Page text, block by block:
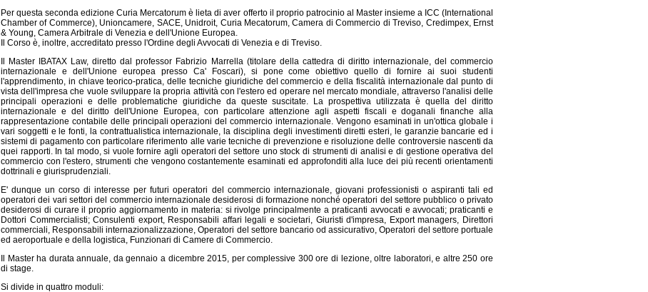
Per questa seconda edizione Curia Mercatorum è lieta di aver offerto il proprio patrocinio al Master insieme a ICC (International
Chamber of Commerce), Unioncamere, SACE, Unidroit, Curia Mecatorum, Camera di Commercio di Treviso, Credimpex, Ernst
& Young, Camera Arbitrale di Venezia e dell'Unione Europea.
Il Corso è, inoltre, accreditato presso l'Ordine degli Avvocati di Venezia e di Treviso.
Il Master IBATAX Law, diretto dal professor Fabrizio Marrella (titolare della cattedra di diritto internazionale, del commercio
internazionale e dell'Unione europea presso Ca' Foscari), si pone come obiettivo quello di fornire ai suoi studenti
l'apprendimento, in chiave teorico-pratica, delle tecniche giuridiche del commercio e della fiscalità internazionale dal punto di
vista dell'impresa che vuole sviluppare la propria attività con l'estero ed operare nel mercato mondiale, attraverso l'analisi delle
principali operazioni e delle problematiche giuridiche da queste suscitate. La prospettiva utilizzata è quella del diritto
internazionale e del diritto dell'Unione Europea, con particolare attenzione agli aspetti fiscali e doganali finanche alla
rappresentazione contabile delle principali operazioni del commercio internazionale. Vengono esaminati in un'ottica globale i
vari soggetti e le fonti, la contrattualistica internazionale, la disciplina degli investimenti diretti esteri, le garanzie bancarie ed i
sistemi di pagamento con particolare riferimento alle varie tecniche di prevenzione e risoluzione delle controversie nascenti da
quei rapporti. In tal modo, si vuole fornire agli operatori del settore uno stock di strumenti di analisi e di gestione operativa del
commercio con l'estero, strumenti che vengono costantemente esaminati ed approfonditi alla luce dei più recenti orientamenti
dottrinali e giurisprudenziali.
E' dunque un corso di interesse per futuri operatori del commercio internazionale, giovani professionisti o aspiranti tali ed
operatori dei vari settori del commercio internazionale desiderosi di formazione nonché operatori del settore pubblico o privato
desiderosi di curare il proprio aggiornamento in materia: si rivolge principalmente a praticanti avvocati e avvocati; praticanti e
Dottori Commercialisti; Consulenti export, Responsabili affari legali e societari, Giuristi d'impresa, Export managers, Direttori
commerciali, Responsabili internazionalizzazione, Operatori del settore bancario od assicurativo, Operatori del settore portuale
ed aeroportuale e della logistica, Funzionari di Camere di Commercio.
Il Master ha durata annuale, da gennaio a dicembre 2015, per complessive 300 ore di lezione, oltre laboratori, e altre 250 ore
di stage.
Si divide in quattro moduli: